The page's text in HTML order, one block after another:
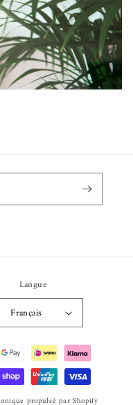
Langue
Français
propulsé par Shopify